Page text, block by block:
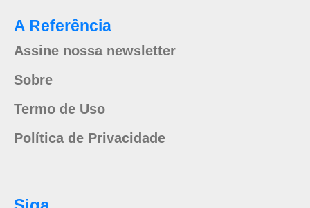
A Referência
Assine nossa newsletter
Sobre
Termo de Uso
Política de Privacidade